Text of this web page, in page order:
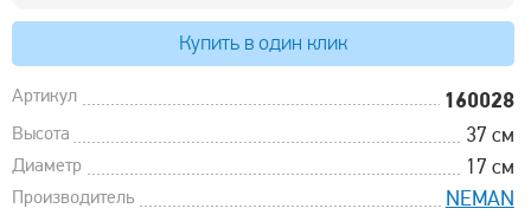
Купить в один клик
Артикул 160028
Высота 37 см
Диаметр 17 см
Производитель NEMAN